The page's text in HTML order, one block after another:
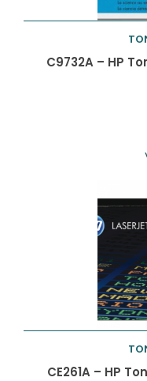
C9732A – HP
CE261A – HP